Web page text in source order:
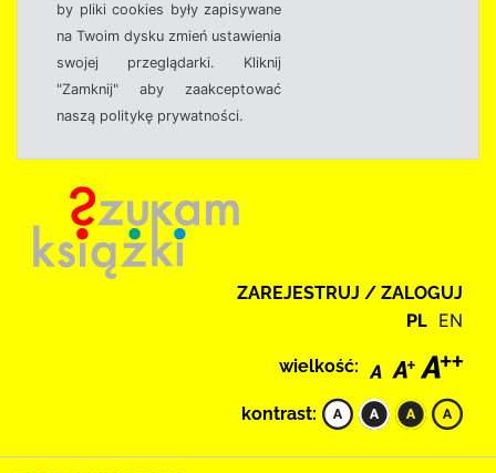
by pliki cookies były zapisywane
na Twoim dysku zmień ustawienia
swojej przeglądarki. Kliknij
"Zamknij" aby zaakceptować
naszą politykę prywatności.
ZAREJESTRUJ / ZALOGUJ
PL EN
wielkość:
kontrast: